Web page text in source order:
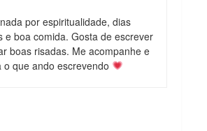
por espiritualidade, dias
e boa comida. Gosta de escrever
boas risadas. Me acompanhe e
o que ando escrevendo